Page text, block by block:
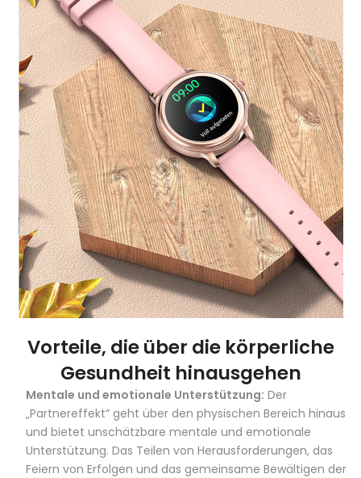
Vorteile, die über die körperliche
Gesundheit hinausgehen
Mentale und emotionale Unterstützung: Der
„Partnereffekt“ geht über den physischen Bereich hinaus
und bietet unschätzbare mentale und emotionale
Unterstützung. Das Teilen von Herausforderungen, das
Feiern von Erfolgen und das gemeinsame Bewältigen der